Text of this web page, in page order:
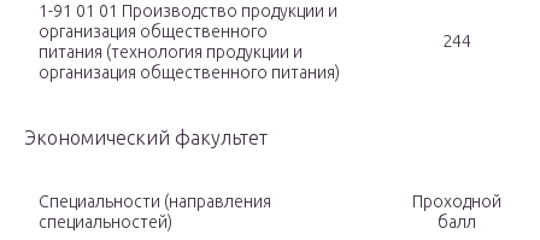
1-91 01 01 Производство продукции и
организация общественного
питания (технология продукции и
организация общественного питания)
244
Экономический факультет
Специальности (направления
специальностей)
Проходной
балл